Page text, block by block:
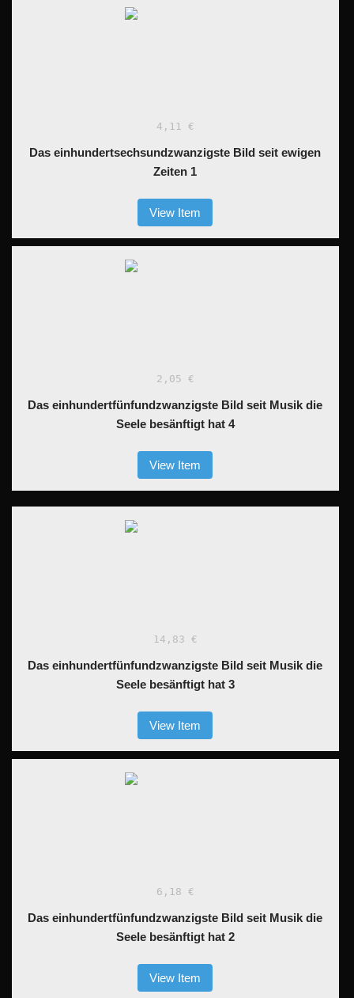
4,11 €
Das einhundertsechsundzwanzigste Bild seit ewigen
Zeiten 1
View Item
2,05 €
Das einhundertfünfundzwanzigste Bild seit Musik die
Seele besänftigt hat 4
View Item
14,83 €
Das einhundertfünfundzwanzigste Bild seit Musik die
Seele besänftigt hat 3
View Item
6,18 €
Das einhundertfünfundzwanzigste Bild seit Musik die
Seele besänftigt hat 2
View Item